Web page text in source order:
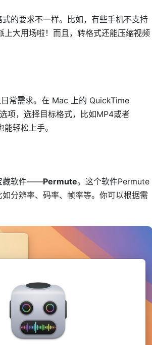
的要求不一样。比如，有些手机不支持
大用场啦！而且，转格式还能压缩视频
常需求。在 Mac 上的 QuickTime
项，选择目标格式，比如MP4或者
轻松上手。
藏软件——Permute。这个软件Permute
分辨率、码率、帧率等。你可以根据需